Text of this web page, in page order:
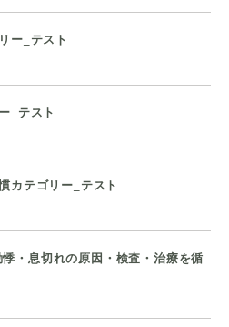
ー_テスト
_テスト
カテゴリー_テスト
・息切れの原因・検査・治療を循